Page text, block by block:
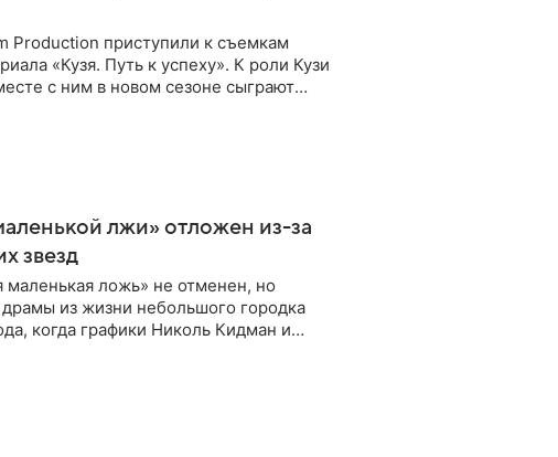
Production приступили к съемкам
«Кузя. Путь к успеху». К роли Кузи
с ним в новом сезоне сыграют
лжи» отложен из-за
звезд
ложь» не отменен, но
из жизни небольшого городка
когда графики Николь Кидман и